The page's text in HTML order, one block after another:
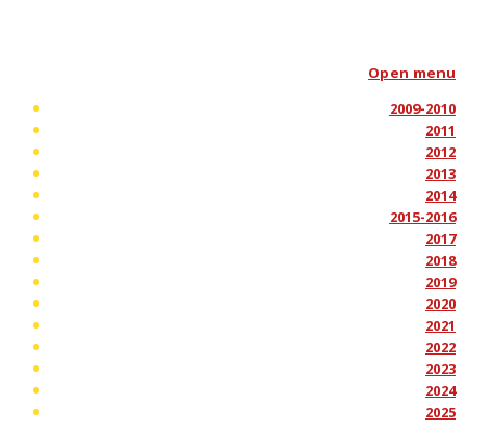
Open menu
2009-2010
2011
2012
2013
2014
2015-2016
2017
2018
2019
2020
2021
2022
2023
2024
2025